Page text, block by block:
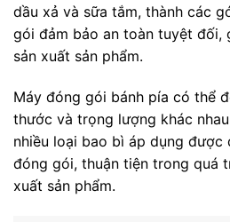
dầu xả và sữa tắm, thành các
gói đảm bảo an toàn tuyệt đối,
sản xuất sản phẩm.
Máy đóng gói bánh pía có thể
thước và trọng lượng khác
nhiều loại bao bì áp dụng được
đóng gói, thuận tiện trong quá
xuất sản phẩm.